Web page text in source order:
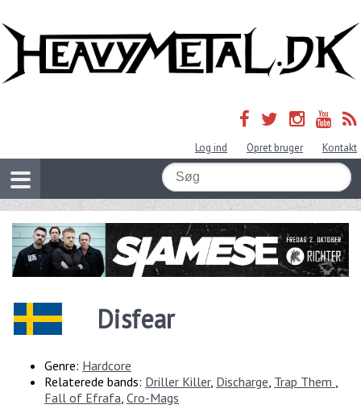
Log ind Opret bruger Kontakt
Disfear
Genre: Hardcore
Relaterede bands: Driller Killer, Discharge Trap Them
Fall of Efrafa Cro-Mags